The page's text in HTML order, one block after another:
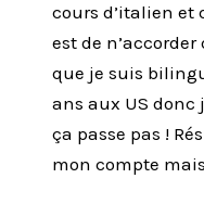
cours d’italien et
est de
que je suis
ans aux US
ça passe pas !
mon compte